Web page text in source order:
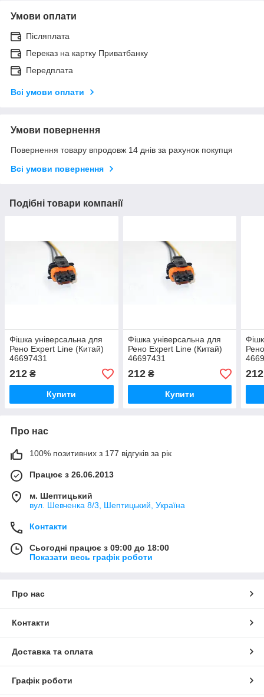
Умови оплати
Післяплата
Переказ на картку Приватбанку
Передплата
Всі умови оплати
Умови повернення
Повернення товару впродовж 14 днів за рахунок покупця
Всі умови повернення
Подібні товари компанії
Фішка універсальна для
Рено Expert Line (Китай)
46697431
212 ₴
Купити
Фішка універсальна для
Рено Expert Line (Китай)
46697431
212₴
Купити
212
Про нас
100% позитивних з 177 відгуків за рік
Працює з 26.06.2013
м. Шептицький
вул. Шевченка 8/3, Шептицький, Україна
Контакти
Сьогодні працює з 09:00 до 18:00
Показати весь графік роботи
Про нас
Контакти
Доставка та оплата
Графік роботи